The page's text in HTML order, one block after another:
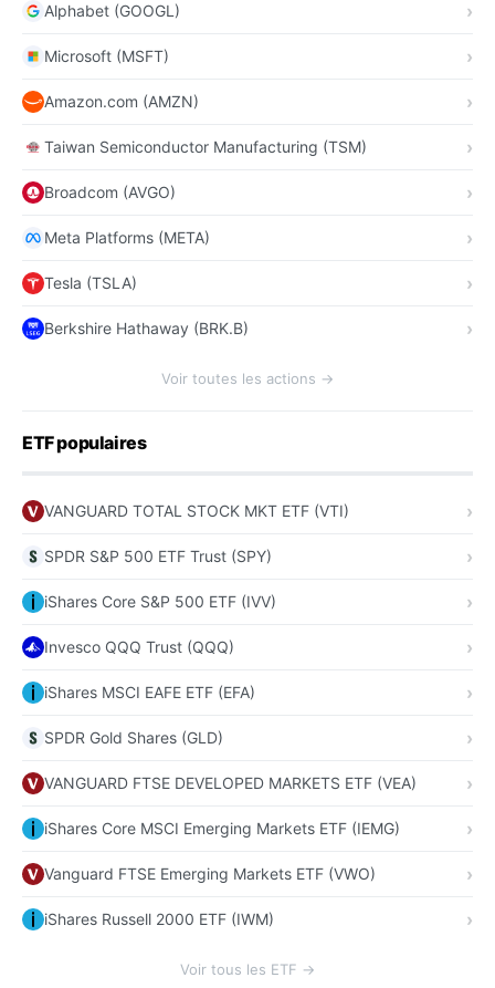
Alphabet (GOOGL)
Microsoft (MSFT)
Amazon.com (AMZN)
Taiwan Semiconductor Manufacturing (TSM)
Broadcom (AVGO)
Meta Platforms (META)
Tesla (TSLA)
Berkshire Hathaway (BRK.B)
Voir toutes les actions →
ETF populaires
VANGUARD TOTAL STOCK MKT ETF (VTI)
SPDR S&P 500 ETF Trust (SPY)
iShares Core S&P 500 ETF (IVV)
Invesco QQQ Trust (QQQ)
iShares MSCI EAFE ETF (EFA)
SPDR Gold Shares (GLD)
VANGUARD FTSE DEVELOPED MARKETS ETF (VEA)
iShares Core MSCI Emerging Markets ETF (IEMG)
Vanguard FTSE Emerging Markets ETF (VWO)
iShares Russell 2000 ETF (IWM)
Voir tous les ETF →